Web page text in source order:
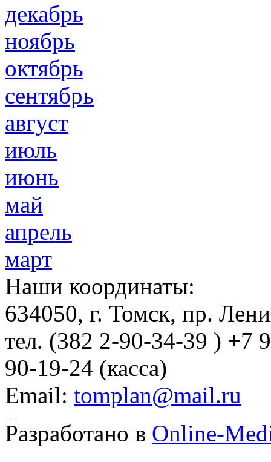
декабрь
ноябрь
октябрь
сентябрь
август
июль
июнь
май
апрель
март
Наши координаты:
634050, г. Томск, пр.
тел. (382 2-90-34-39 ) +7
90-19-24 (касса)
Email: tomplan@mail.ru
Разработано в Online-